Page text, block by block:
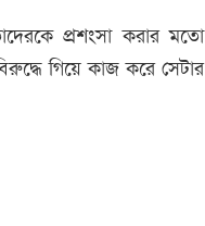
প্রশংসা করার মতো
গিয়ে কাজ করে সেটার